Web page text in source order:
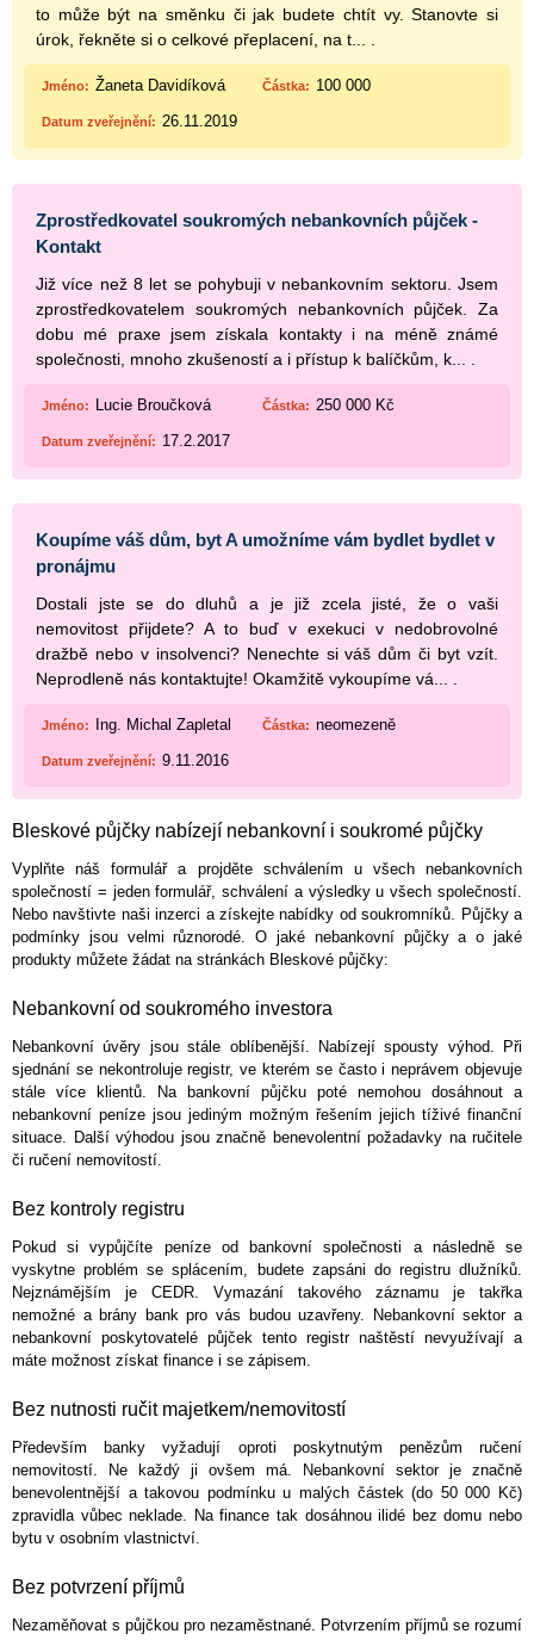
to může být na směnku či jak budete chtít vy. Stanovte si
úrok, řekněte si o celkové přeplacení, na t... .
Jméno: Žaneta Davidíková Částka: 100 000
Datum zveřejnění: 26.11.2019
Zprostředkovatel soukromých nebankovních půjček -
Kontakt
Již více než 8 let se pohybuji v nebankovním sektoru. Jsem
zprostředkovatelem soukromých nebankovních půjček. Za
dobu mé praxe jsem získala kontakty i na méně známé
společnosti, mnoho zkušeností a i přístup k balíčkům, k... .
Jméno: Lucie Broučková Částka: 250 000 Kč
Datum zveřejnění: 17.2.2017
Koupíme váš dům, byt A umožníme vám bydlet bydlet v
pronájmu
Dostali jste se do dluhů a je již zcela jisté, že o vaši
nemovitost přijdete? A to buď v exekuci v nedobrovolné
dražbě nebo v insolvenci? Nenechte si váš dům či byt vzít.
Neprodleně nás kontaktujte! Okamžitě vykoupíme vá... .
Jméno: Ing. Michal Zapletal Částka: neomezeně
Datum zveřejnění: 9.11.2016
Bleskové půjčky nabízejí nebankovní i soukromé půjčky
Vyplňte náš formulář a projděte schválením u všech nebankovních
společností = jeden formulář, schválení a výsledky u všech společností.
Nebo navštivte naši inzerci a získejte nabídky od soukromníků. Půjčky a
podmínky jsou velmi různorodé. O jaké nebankovní půjčky a o jaké
produkty můžete žádat na stránkách Bleskové půjčky:
Nebankovní od soukromého investora
Nebankovní úvěry jsou stále oblíbenější. Nabízejí spousty výhod. Při
sjednání se nekontroluje registr, ve kterém se často i neprávem objevuje
stále více klientů. Na bankovní půjčku poté nemohou dosáhnout a
nebankovní peníze jsou jediným možným řešením jejich tíživé finanční
situace. Další výhodou jsou značně benevolentní požadavky na ručitele
či ručení nemovitostí.
Bez kontroly registru
Pokud si vypůjčíte peníze od bankovní společnosti a následně se
vyskytne problém se splácením, budete zapsáni do registru dlužníků.
Nejznámějším je CEDR. Vymazání takového záznamu je takřka
nemožné a brány bank pro vás budou uzavřeny. Nebankovní sektor a
nebankovní poskytovatelé půjček tento registr naštěstí nevyužívají a
máte možnost získat finance i se zápisem.
Bez nutnosti ručit majetkem/nemovitostí
Především banky vyžadují oproti poskytnutým penězům ručení
nemovitostí. Ne každý ji ovšem má. Nebankovní sektor je značně
benevolentnější a takovou podmínku u malých částek (do 50 000 Kč)
zpravidla vůbec neklade. Na finance tak dosáhnou ilidé bez domu nebo
bytu v osobním vlastnictví.
Bez potvrzení příjmů
Nezaměňovat s půjčkou pro nezaměstnané. Potvrzením příjmů se rozumí